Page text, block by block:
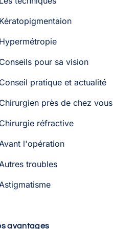
pour sa vision
pratique et actualité
près de chez vous
réfractive
l'opération
troubles
avantages